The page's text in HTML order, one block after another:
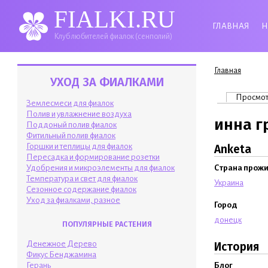
FIALKI.RU
Клуб любителей фиалок (сенполий)
ГЛАВНАЯ
УХОД ЗА ФИАЛКАМИ
Землесмеси для фиалок
Полив и увлажнение воздуха
Поддоный полив фиалок
Фитильный полив фиалок
Горшки и теплицы для фиалок
Пересадка и формирование розетки
Удобрения и микроэлементы для фиалок
Температура и свет для фиалок
Сезонное содержание фиалок
Уход за фиалками, разное
ПОПУЛЯРНЫЕ РАСТЕНИЯ
Денежное Дерево
Фикус Бенджамина
Герань
Вы здесь
Главная
Главные
инна
Anketa
Страна
Украина
Город
донецк
История
Блог